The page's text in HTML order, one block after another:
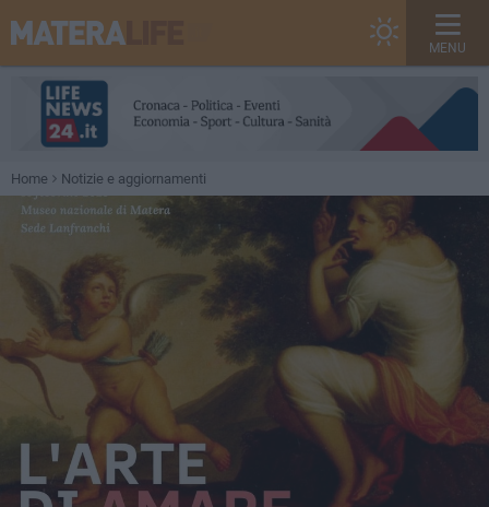
MENU
Home Notizie e aggiornamenti